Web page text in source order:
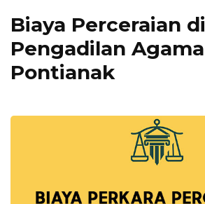
Biaya Perceraian di
Pengadilan Agama
Pontianak